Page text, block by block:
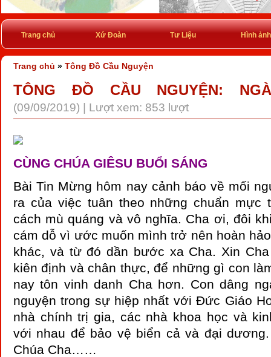
Trang chủ Xứ Đoàn Tư Liệu Hình ảnh
Trang chủ » Tông Đồ Cầu Nguyện
TÔNG ĐỒ CẦU NGUYỆN:
(09/09/2019) | Lượt xem: 853 lượt
CÙNG CHÚA GIÊSU BUỔI SÁNG
Bài Tin Mừng hôm nay cảnh báo về mối
ra của việc tuân theo những chuẩn mực
cách mù quáng và vô nghĩa. Cha ơi, đôi
cám dỗ vì ước muốn mình trở nên hoàn
khác, và từ đó dần bước xa Cha. Xin
kiên định và chân thực, để những gì con
nay tôn vinh danh Cha hơn. Con dâng
nguyện trong sự hiệp nhất với Đức Giáo
nhà chính trị gia, các nhà khoa học và
với nhau để bảo vệ biển cả và đại
Chúa Cha……